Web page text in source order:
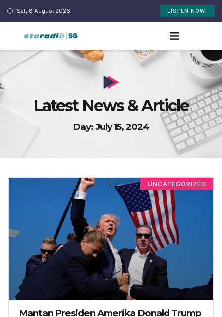
Sat, 8 August 2026 LISTEN NOW!
Latest News & Article
Day: July 15, 2024
UNCATEGORIZED
Mantan Presiden Amerika Donald Trump